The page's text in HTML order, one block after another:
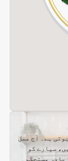
ہے۔ آج عمل
سیارے کو
مستحکم